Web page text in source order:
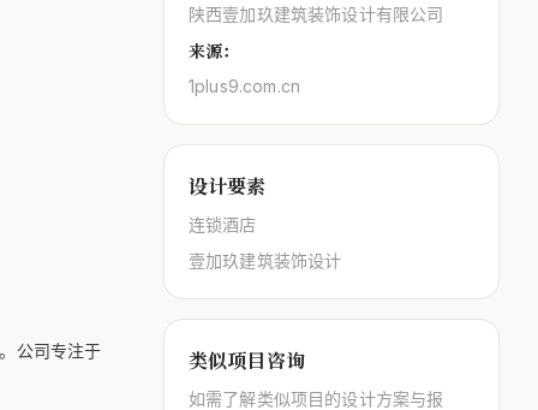
公司专注于
陕西壹加玖建筑装饰设计有限公司
来源：
1plus9.com.cn
设计要素
连锁酒店
壹加玖建筑装饰设计
类似项目咨询
如需了解类似项目的设计方案与报